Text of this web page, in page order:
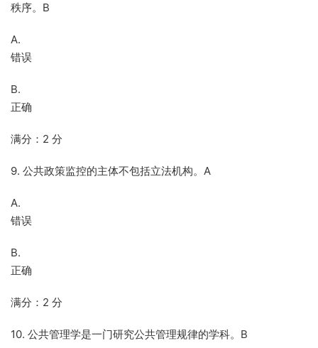
秩序。B
A.
错误
B.
正确
满分：2 分
9. 公共政策监控的主体不包括立法机构。A
A.
错误
B.
正确
满分：2 分
10. 公共管理学是一门研究公共管理规律的学科。B